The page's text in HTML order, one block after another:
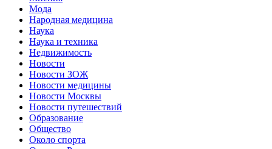
Мода
Народная медицина
Наука
Наука и техника
Недвижимость
Новости
Новости ЗОЖ
Новости медицины
Новости Москвы
Новости путешествий
Образование
Общество
Около спорта